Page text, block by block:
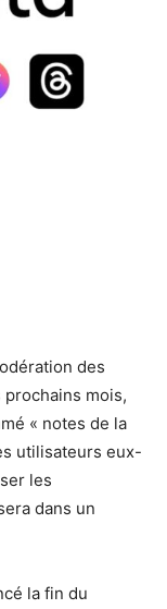
des
mois,
« notes de la
utilisateurs eux-
les
dans un
la fin du